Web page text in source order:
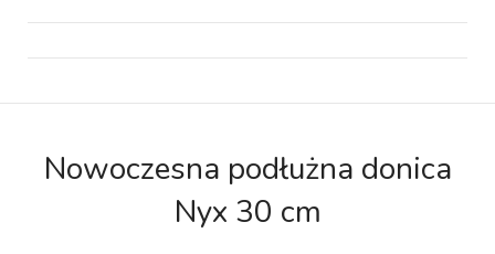
Nowoczesna podłużna donica
Nyx 30 cm